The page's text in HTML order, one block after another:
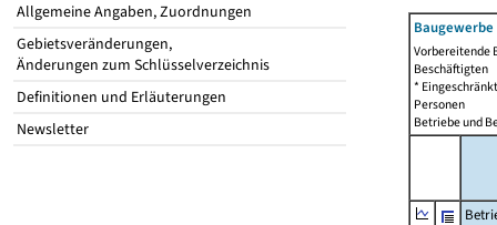
Allgemeine Angaben, Zuordnungen
Gebietsveränderungen,
Änderungen zum Schlüsselverzeichnis
Definitionen und Erläuterungen
Newsletter
Vorbereitende
Beschäftigten
*
Personen
Betriebe und